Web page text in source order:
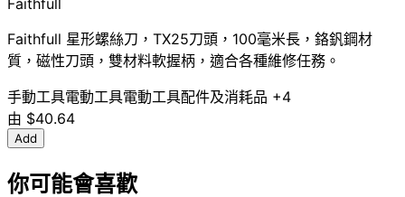
Faithfull 星形螺絲刀，TX25刀頭，100毫米長，鉻釩鋼材
質，磁性刀頭，雙材料軟握柄，適合各種維修任務。
手動工具電動工具電動工具配件及消耗品 +4
由 $40.64
Add
你可能會喜歡